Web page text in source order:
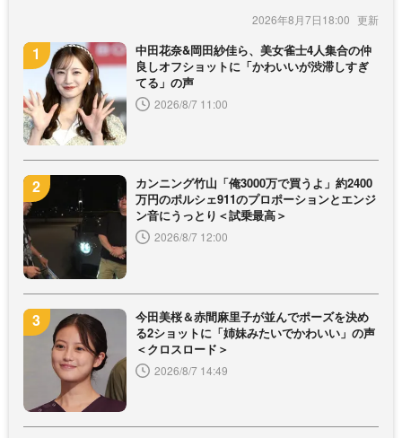
2026年8月7日18:00
中田花奈&岡田紗佳ら、美女雀士4人集合の仲
良しオフショットに「かわいいが渋滞しすぎ
てる」の声
2026/8/7 11:00
カンニング竹山「俺3000万で買うよ」約2400
万円のポルシェ911のプロポーションとエンジ
ン音にうっとり＜試乗最高＞
2026/8/7 12:00
今田美桜＆赤間麻里子が並んでポーズを決め
る2ショットに「姉妹みたいでかわいい」の声
＜クロスロード＞
2026/8/7 14:49